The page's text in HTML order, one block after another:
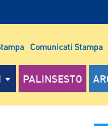
Comunicati Stampa
PALINSESTO